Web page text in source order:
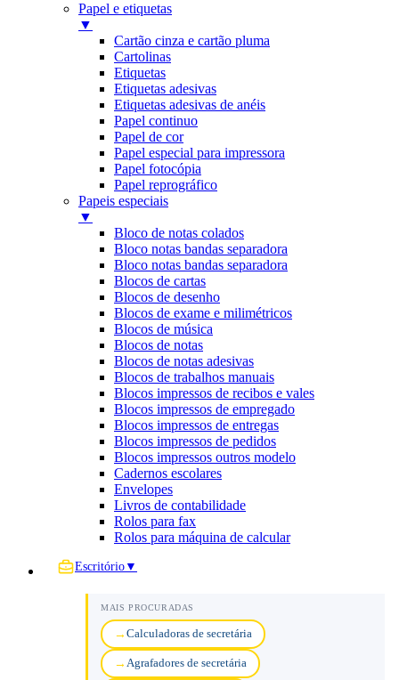
Papel e etiquetas
▼
Cartão cinza e cartão pluma
Cartolinas
Etiquetas
Etiquetas adesivas
Etiquetas adesivas de anéis
Papel continuo
Papel de cor
Papel especial para impressora
Papel fotocópia
Papel reprográfico
Papeis especiais
▼
Bloco de notas colados
Bloco notas bandas separadora
Bloco notas bandas separadora
Blocos de cartas
Blocos de desenho
Blocos de exame e milimétricos
Blocos de música
Blocos de notas
Blocos de notas adesivas
Blocos de trabalhos manuais
Blocos impressos de recibos e vales
Blocos impressos de empregado
Blocos impressos de entregas
Blocos impressos de pedidos
Blocos impressos outros modelo
Cadernos escolares
Envelopes
Livros de contabilidade
Rolos para fax
Rolos para máquina de calcular
Escritório ▼
MAIS PROCURADAS
Calculadoras de secretária
Agrafadores de secretária